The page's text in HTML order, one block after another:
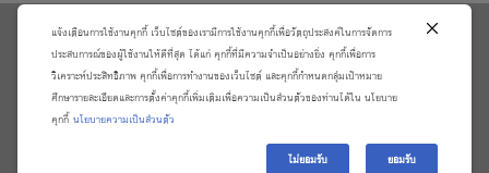
\
เกี่ยวกับเรา
วิธีการสั่งซื้อสินค้าและการรับประกันสินค้า
แจ้งชำระเงิน
ติดต่อเราและร้องเรียน
แจ้งเตือนการใช้งานคุกกี้ เว็บไซต์ของเรามีการใช้งานคุกกี้เพื่อวัตถุประสงค์ในการจัดการ
ประสบการณ์ของผู้ใช้งานให้ดีที่สุด ได้แก่ คุกกี้ที่มีความจำเป็นอย่างยิ่ง คุกกี้เพื่อการ
วิเคราะห์ประสิทธิภาพ คุกกี้เพื่อการทำงานของเว็บไซต์ และคุกกี้กำหนดกลุ่มเป้าหมาย
ศึกษารายละเอียดและการตั้งค่าคุกกี้เพิ่มเติมเพื่อความเป็นส่วนตัวของท่านได้ใน นโยบาย
คุกกี้ นโยบายความเป็นส่วนตัว
ไม่ยอมรับ ยอมรับ